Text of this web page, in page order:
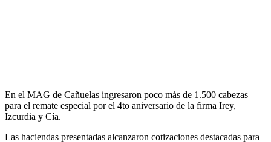
En el MAG de Cañuelas ingresaron poco más de 1.500 cabezas
para el remate especial por el 4to aniversario de la firma Irey,
Izcurdia y Cía.
Las haciendas presentadas alcanzaron cotizaciones destacadas para